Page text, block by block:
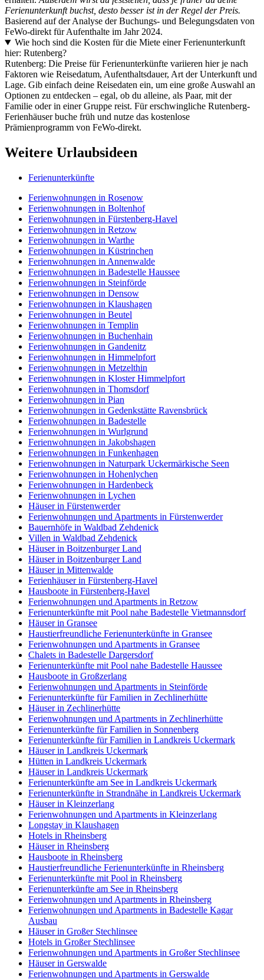
Ferienunterkunft buchst, desto besser ist in der Regel der Preis.
Basierend auf der Analyse der Buchungs- und Belegungsdaten von
FeWo-direkt für Aufenthalte im Jahr 2024.
Wie hoch sind die Kosten für die Miete einer Ferienunterkunft
hier: Rutenberg?
Rutenberg: Die Preise für Ferienunterkünfte variieren hier je nach
Faktoren wie Reisedatum, Aufenthaltsdauer, Art der Unterkunft und
Lage. Gib einfach deine Reisedaten ein, um eine große Auswahl an
Optionen zu entdecken – egal, ob du alleine, als Paar, mit der
Familie oder in einer Gruppe reist. Für erschwingliche Rutenberg-
Ferienhäuser buche früh und nutze das kostenlose
Prämienprogramm von FeWo-direkt.
Weitere Urlaubsideen
Ferienunterkünfte
Ferienwohnungen in Rosenow
Ferienwohnungen in Boltenhof
Ferienwohnungen in Fürstenberg-Havel
Ferienwohnungen in Retzow
Ferienwohnungen in Warthe
Ferienwohnungen in Küstrinchen
Ferienwohnungen in Annenwalde
Ferienwohnungen in Badestelle Haussee
Ferienwohnungen in Steinförde
Ferienwohnungen in Densow
Ferienwohnungen in Klaushagen
Ferienwohnungen in Beutel
Ferienwohnungen in Templin
Ferienwohnungen in Buchenhain
Ferienwohnungen in Gandenitz
Ferienwohnungen in Himmelpfort
Ferienwohnungen in Metzelthin
Ferienwohnungen in Kloster Himmelpfort
Ferienwohnungen in Thomsdorf
Ferienwohnungen in Pian
Ferienwohnungen in Gedenkstätte Ravensbrück
Ferienwohnungen in Badestelle
Ferienwohnungen in Wurlgrund
Ferienwohnungen in Jakobshagen
Ferienwohnungen in Funkenhagen
Ferienwohnungen in Naturpark Uckermärkische Seen
Ferienwohnungen in Hohenlychen
Ferienwohnungen in Hardenbeck
Ferienwohnungen in Lychen
Häuser in Fürstenwerder
Ferienwohnungen und Apartments in Fürstenwerder
Bauernhöfe in Waldbad Zehdenick
Villen in Waldbad Zehdenick
Häuser in Boitzenburger Land
Häuser in Boitzenburger Land
Häuser in Mittenwalde
Ferienhäuser in Fürstenberg-Havel
Hausboote in Fürstenberg-Havel
Ferienwohnungen und Apartments in Retzow
Ferienunterkünfte mit Pool nahe Badestelle Vietmannsdorf
Häuser in Gransee
Haustierfreundliche Ferienunterkünfte in Gransee
Ferienwohnungen und Apartments in Gransee
Chalets in Badestelle Dargersdorf
Ferienunterkünfte mit Pool nahe Badestelle Haussee
Hausboote in Großzerlang
Ferienwohnungen und Apartments in Steinförde
Ferienunterkünfte für Familien in Zechlinerhütte
Häuser in Zechlinerhütte
Ferienwohnungen und Apartments in Zechlinerhütte
Ferienunterkünfte für Familien in Sonnenberg
Ferienunterkünfte für Familien in Landkreis Uckermark
Häuser in Landkreis Uckermark
Hütten in Landkreis Uckermark
Häuser in Landkreis Uckermark
Ferienunterkünfte am See in Landkreis Uckermark
Ferienunterkünfte in Strandnähe in Landkreis Uckermark
Häuser in Kleinzerlang
Ferienwohnungen und Apartments in Kleinzerlang
Longstay in Klaushagen
Hotels in Rheinsberg
Häuser in Rheinsberg
Hausboote in Rheinsberg
Haustierfreundliche Ferienunterkünfte in Rheinsberg
Ferienunterkünfte mit Pool in Rheinsberg
Ferienunterkünfte am See in Rheinsberg
Ferienwohnungen und Apartments in Rheinsberg
Ferienwohnungen und Apartments in Badestelle Kagar
Ausbau
Häuser in Großer Stechlinsee
Hotels in Großer Stechlinsee
Ferienwohnungen und Apartments in Großer Stechlinsee
Häuser in Gerswalde
Ferienwohnungen und Apartments in Gerswalde